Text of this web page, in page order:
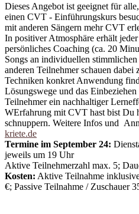
Dieses Angebot ist geeignet für
einen CVT - Einführungskurs
mit anderen Sängern mehr CVT
In positiver Atmosphäre erhält
persönliches Coaching (ca. 20
Songs an individuellen
anderen Teilnehmer schauen
Techniken konkret Anwendung
Lösungswege und das
Teilnehmer ein nachhaltiger
WErfahrung mit CVT hast bist Du
schnuppern. Weitere Infos und
kriete.de
Termine im September 24:
jeweils um 19 Uhr
Aktive Teilnehmerzahl max. 5;
Kosten: Aktive Teilnahme
€; Passive Teilnahme / Zuschauer